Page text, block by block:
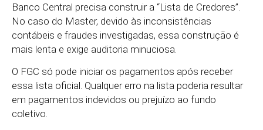
Banco Central precisa construir a “Lista de Credores”.
No caso do Master, devido às inconsistências
contábeis e fraudes investigadas, essa construção é
mais lenta e exige auditoria minuciosa.
O FGC só pode iniciar os pagamentos após receber
essa lista oficial. Qualquer erro na lista poderia resultar
em pagamentos indevidos ou prejuízo ao fundo
coletivo.